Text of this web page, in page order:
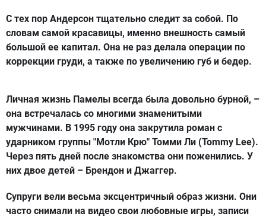
С тех пор Андерсон тщательно следит за собой. По
словам самой красавицы, именно внешность самый
большой ее капитал. Она не раз делала операции по
коррекции груди, а также по увеличению губ и бедер.
Личная жизнь Памелы всегда была довольно бурной, –
она встречалась со многими знаменитыми
мужчинами. В 1995 году она закрутила роман с
ударником группы "Мотли Крю" Томми Ли (Tommy Lee).
Через пять дней после знакомства они поженились. У
них двое детей – Брендон и Джаггер.
Супруги вели весьма эксцентричный образ жизни. Они
часто снимали на видео свои любовные игры, записи